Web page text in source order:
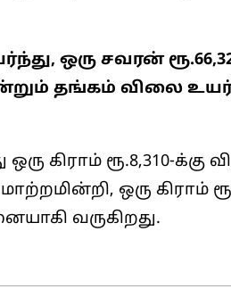
ஒரு சவரன்
தங்கம் விலை
கிராம் ரூ.8,310-க்கு
ஒரு கிராம்
வருகிறது.